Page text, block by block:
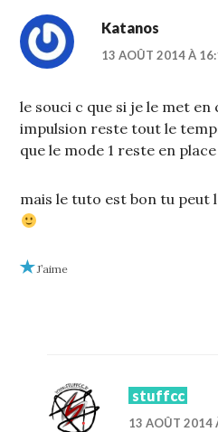
Katanos
13 AOÛT 2014 À
le souci c que si je le met
impulsion reste tout le
que le mode 1 reste en
mais le tuto est bon tu peut
J’aime
stuffcc
13 AOÛT 2014